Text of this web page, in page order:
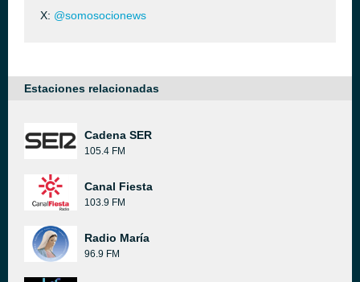
X: @somosocionews
Estaciones relacionadas
Cadena SER
105.4 FM
Canal Fiesta
103.9 FM
Radio María
96.9 FM